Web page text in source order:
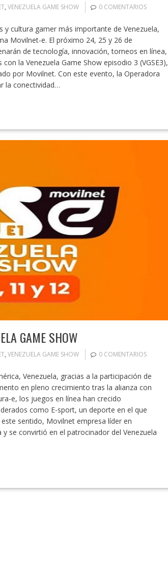
, VENEZUELA GAME SHOW 0 COMENTARIOS
cultura gamer más importante de Venezuela,
Movilnet-e. El próximo 24, 25 y 26 de
de tecnología, innovación, torneos en línea,
la Venezuela Game Show episodio 3 (VGSE3),
por Movilnet. Con este evento, la Operadora
la conectividad…
GAME SHOW
, VENEZUELA GAME SHOW 0 COMENTARIOS
Venezuela, gracias a la participación de
en pleno crecimiento tras la alianza con
e, los juegos en línea han crecido
como E-sport, un deporte en el que
sentido, Movilnet empresa líder en
se convirtió en el patrocinador del Venezuela